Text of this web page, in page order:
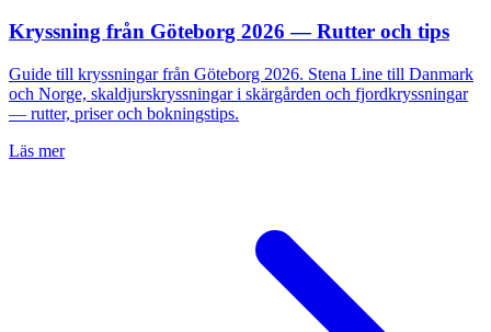
Kryssning från Göteborg 2026 — Rutter och tips
Guide till kryssningar från Göteborg 2026. Stena Line till Danmark
och Norge, skaldjurskryssningar i skärgården och fjordkryssningar
— rutter, priser och bokningstips.
Läs mer